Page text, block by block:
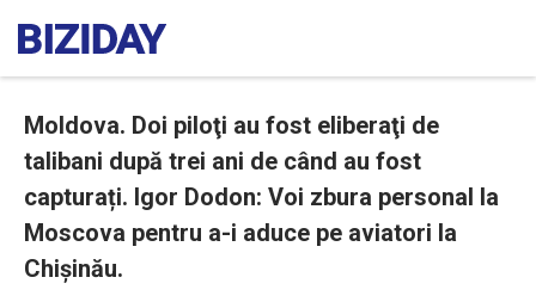
Moldova. Doi piloţi au fost eliberaţi de
talibani după trei ani de când au fost
capturați. Igor Dodon: Voi zbura personal la
Moscova pentru a-i aduce pe aviatori la
Chişinău.